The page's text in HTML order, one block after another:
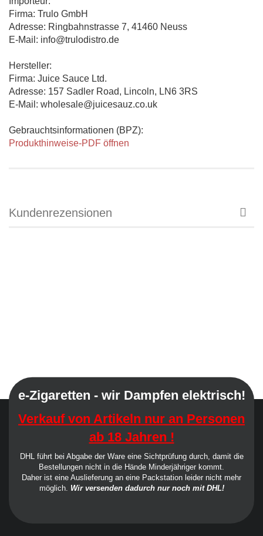
Firma: Trulo GmbH
Adresse: Ringbahnstrasse 7, 41460 Neuss
E-Mail: info@trulodistro.de
Hersteller:
Firma: Juice Sauce Ltd.
Adresse: 157 Sadler Road, Lincoln, LN6 3RS
E-Mail: wholesale@juicesauz.co.uk
Gebrauchtsinformationen (BPZ):
Produkthinweise-PDF öffnen
Kundenrezensionen
e-Zigaretten - wir Dampfen elektrisch!
Verkauf von Artikeln nur an Personen
ab 18 Jahren !
DHL führt bei Abgabe der Ware eine Sichtprüfung durch, damit die
Bestellungen nicht in die Hände Minderjähriger kommt.
Daher ist eine Auslieferung an eine Packstation leider nicht mehr
möglich. Wir versenden dadurch nur noch mit DHL!